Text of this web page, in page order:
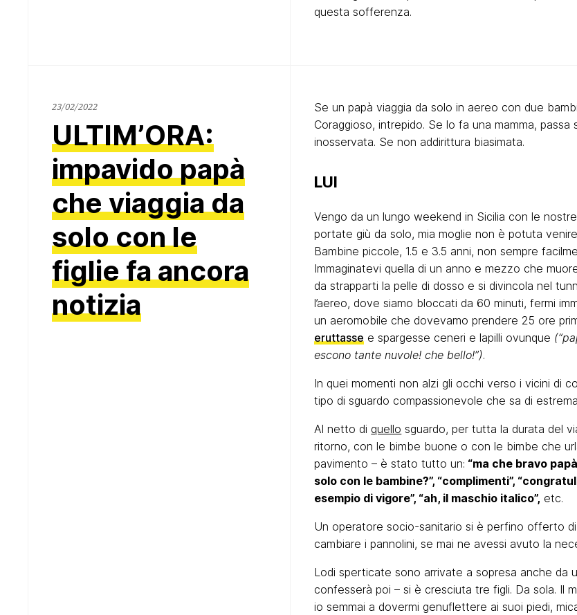
questa sofferenza.
23/02/202223/02/2022
ULTIM’ORA:
impavido papà
che viaggia da
solo con le
figlie fa ancora
notizia
Se un papà viaggia da solo in aereo con due
Coraggioso, intrepido. Se lo fa una mamma, passa
inosservata. Se non addirittura biasimata.
LUI
Vengo da un lungo weekend in Sicilia con le
portate giù da solo, mia moglie non è potuta
Bambine piccole, 1.5 e 3.5 anni, non sempre
Immaginatevi quella di un anno e mezzo che
da strapparti la pelle di dosso e si divincola nel
l’aereo, dove siamo bloccati da 60 minuti, fermi
un aeromobile che dovevamo prendere 25 ore
eruttasse e spargesse ceneri e lapilli ovunque
escono tante nuvole! che bello!”).
In quei momenti non alzi gli occhi verso i vicini di
tipo di sguardo compassionevole che sa di
Al netto di quello sguardo, per tutta la durata del
ritorno, con le bimbe buone o con le bimbe che
pavimento – è stato tutto un: “ma che bravo
solo con le bambine?”, “complimenti”,
esempio di vigore”, “ah, il maschio italico”, etc.
Un operatore socio-sanitario si è perfino offerto di
cambiare i pannolini, se mai ne avessi avuto la
Lodi sperticate sono arrivate a sopresa anche da
confesserà poi – si è cresciuta tre figli. Da sola. Il
io semmai a dovermi genuflettere ai suoi piedi,